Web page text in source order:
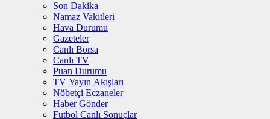
Son Dakika
Namaz Vakitleri
Hava Durumu
Gazeteler
Canlı Borsa
Canlı TV
Puan Durumu
TV Yayın Akışları
Nöbetçi Eczaneler
Haber Gönder
Futbol Canlı Sonuçlar